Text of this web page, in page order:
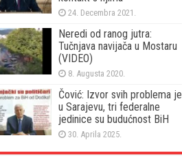
24. Decembra 2021.
Neredi od ranog jutra:
Tučnjava navijača u Mostaru
(VIDEO)
8. Augusta 2020.
Čović: Izvor svih problema je
u Sarajevu, tri federalne
jedinice su budućnost BiH
30. Aprila 2025.